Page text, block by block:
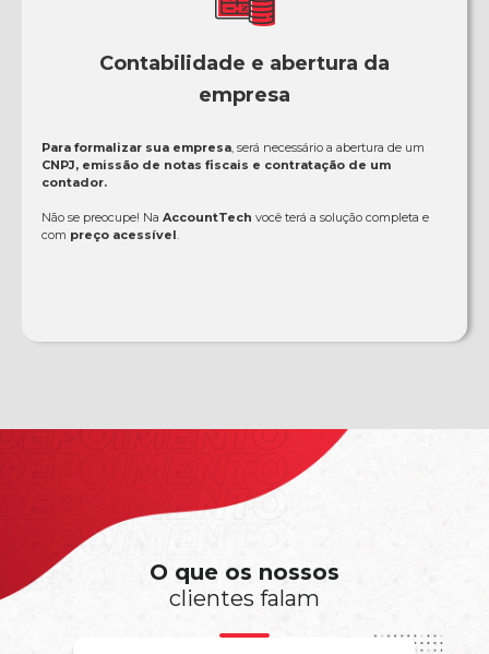
Contabilidade e abertura da
empresa
Para formalizar sua empresa, será necessário a abertura de um
CNPJ, emissão de notas fiscais e contratação de um
contador.
Não se preocupe! Na AccountTech você terá a solução completa e
com preço acessível.
O que os nossos
clientes falam